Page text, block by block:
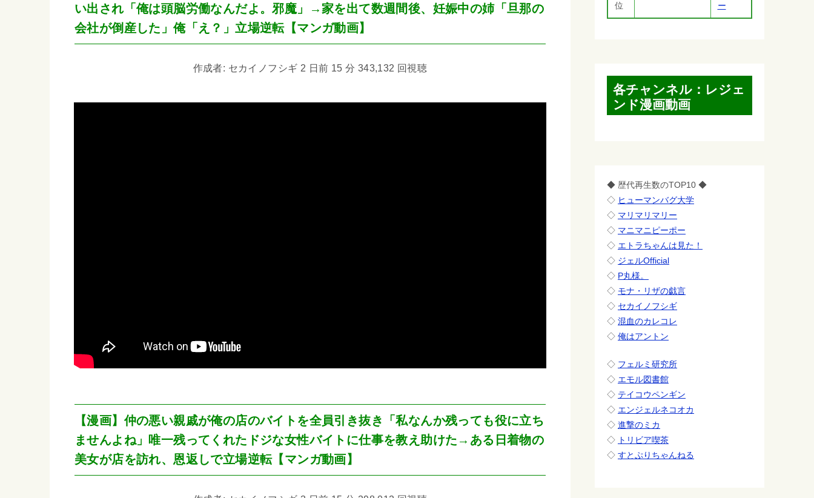
い出され「俺は頭脳労働なんだよ。邪魔」→家を出て数週間後、妊娠中の姉「旦那の
会社が倒産した」俺「え？」立場逆転【マンガ動画】
作成者: セカイノフシギ 2 日前 15 分 343,132 回視聴
【漫画】仲の悪い親戚が俺の店のバイトを全員引き抜き「私なんか残っても役に立ち
ませんよね」唯一残ってくれたドジな女性バイトに仕事を教え助けた→ある日着物の
美女が店を訪れ、恩返しで立場逆転【マンガ動画】
位
ー
各チャンネル：レジェ
ンド漫画動画
◆ 歴代再生数のTOP10 ◆
◇ ヒューマンバグ大学
◇ マリマリマリー
◇ マニマニピーポー
◇ エトラちゃんは見た！
◇ ジェルOfficial
◇ P丸様。
◇ モナ・リザの戯言
◇ セカイノフシギ
◇ 混血のカレコレ
◇ 俺はアントン
◇ フェルミ研究所
◇ エモル図書館
◇ テイコウペンギン
◇ エンジェルネコオカ
◇ 進撃のミカ
◇ トリビア喫茶
◇ すとぷりちゃんねる